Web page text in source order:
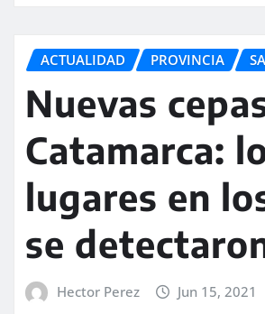
ACTUALIDAD PROVINCIA
Nuevas
Catamarca:
lugares en
se
Hector Perez Jun 15, 2021